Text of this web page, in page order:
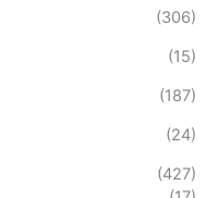
(306)
(15)
(187)
(24)
(427)